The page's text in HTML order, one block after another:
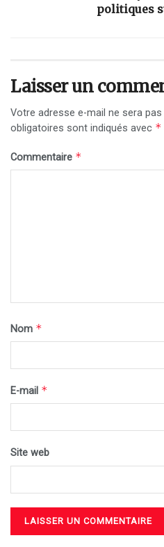
politiques
Laisser un
Votre adresse e-mail ne sera pas
obligatoires sont indiqués avec *
Commentaire *
Nom *
E-mail *
Site web